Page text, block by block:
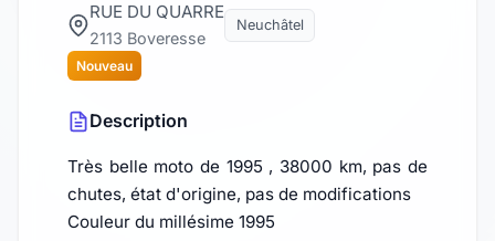
RUE DU QUARRE
2113 Boveresse
Neuchâtel
Nouveau
Description
Très belle moto de 1995 , 38000 km, pas de
chutes, état d'origine, pas de modifications
Couleur du millésime 1995